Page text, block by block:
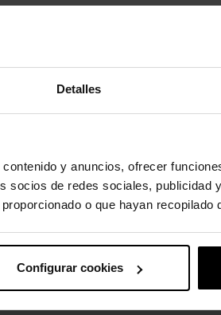
Detalles
y anuncios, ofrecer
socios de redes sociales, publicidad
o que hayan recopilado
Configurar cookies